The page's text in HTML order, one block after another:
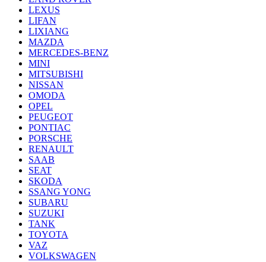
LEXUS
LIFAN
LIXIANG
MAZDA
MERCEDES-BENZ
MINI
MITSUBISHI
NISSAN
OMODA
OPEL
PEUGEOT
PONTIAC
PORSCHE
RENAULT
SAAB
SEAT
SKODA
SSANG YONG
SUBARU
SUZUKI
TANK
TOYOTA
VAZ
VOLKSWAGEN